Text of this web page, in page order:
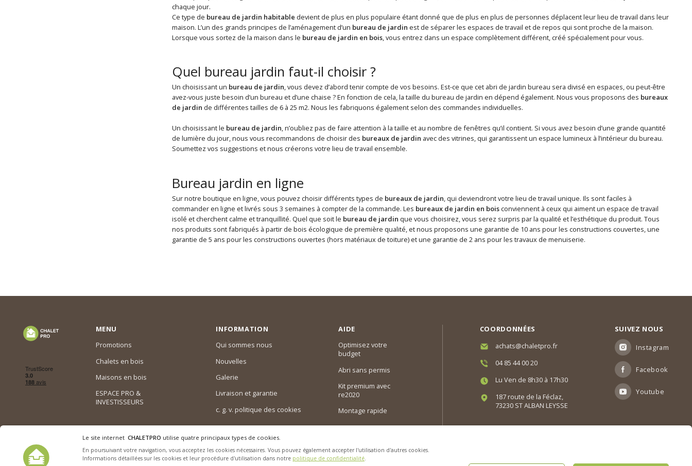
chaque jour.
Ce type de bureau de jardin habitable devient de plus en plus populaire étant donné que de plus en plus de personnes déplacent leur lieu de travail dans leur
maison. L’un des grands principes de l’aménagement d’un bureau de jardin est de séparer les espaces de travail et de repos qui sont proche de la maison.
Lorsque vous sortez de la maison dans le bureau de jardin en bois, vous entrez dans un espace complètement différent, créé spécialement pour vous.
Quel bureau jardin faut-il choisir ?
Un choisissant un bureau de jardin, vous devez d’abord tenir compte de vos besoins. Est-ce que cet abri de jardin bureau sera divisé en espaces, ou peut-être
avez-vous juste besoin d’un bureau et d’une chaise ? En fonction de cela, la taille du bureau de jardin en dépend également. Nous vous proposons des bureaux
de jardin de différentes tailles de 6 à 25 m2. Nous les fabriquons également selon des commandes individuelles.
Un choisissant le bureau de jardin, n’oubliez pas de faire attention à la taille et au nombre de fenêtres qu’il contient. Si vous avez besoin d’une grande quantité
de lumière du jour, nous vous recommandons de choisir des bureaux de jardin avec des vitrines, qui garantissent un espace lumineux à l’intérieur du bureau.
Soumettez vos suggestions et nous créerons votre lieu de travail ensemble.
Bureau jardin en ligne
Sur notre boutique en ligne, vous pouvez choisir différents types de bureaux de jardin, qui deviendront votre lieu de travail unique. Ils sont faciles à
commander en ligne et livrés sous 3 semaines à compter de la commande. Les bureaux de jardin en bois conviennent à ceux qui aiment un espace de travail
isolé et cherchent calme et tranquillité. Quel que soit le bureau de jardin que vous choisirez, vous serez surpris par la qualité et l’esthétique du produit. Tous
nos produits sont fabriqués à partir de bois écologique de première qualité, et nous proposons une garantie de 10 ans pour les constructions couvertes, une
garantie de 5 ans pour les constructions ouvertes (hors matériaux de toiture) et une garantie de 2 ans pour les travaux de menuiserie.
MENU
Promotions
Chalets en bois
Maisons en bois
ESPACE PRO &
INVESTISSEURS
INFORMATION
Qui sommes nous
Nouvelles
Galerie
Livraison et garantie
c. g. v. politique des cookies
AIDE
Optimisez votre
budget
Abri sans permis
Kit premium avec
re2020
Montage rapide
COORDONNÉES
achats@chaletpro.fr
04 85 44 00 20
Lu Ven de 8h30 à 17h30
187 route de la Féclaz,
73230 ST ALBAN LEYSSE
SUIVEZ NOUS
Instagram
Facebook
Youtube
Le site internet CHALETPRO utilise quatre principaux types de cookies.
En poursuivant votre navigation, vous acceptez les cookies nécessaires. Vous pouvez également accepter l'utilisation d'autres cookies.
Informations détaillées sur les cookies et leur procédure d'utilisation dans notre politique de confidentialité.